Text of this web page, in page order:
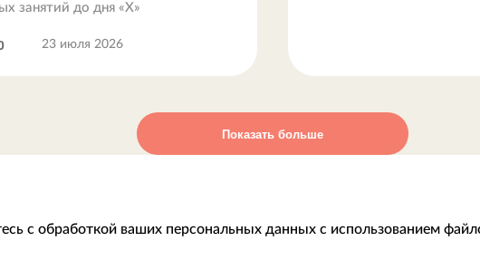
занятий до дня «Х»
23 июля 2026
Показать больше
с обработкой ваших персональных данных с использованием